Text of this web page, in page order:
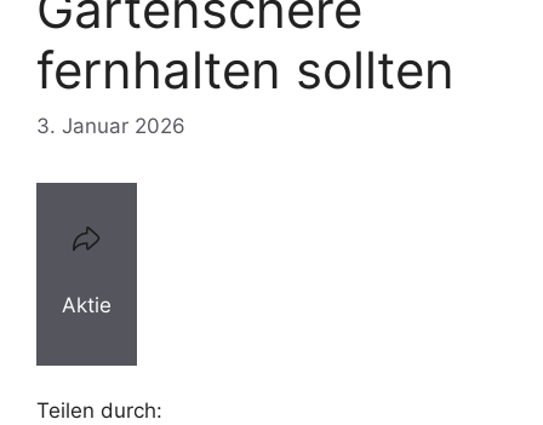
fernhalten sollten
3. Januar 2026
Aktie
Teilen durch: